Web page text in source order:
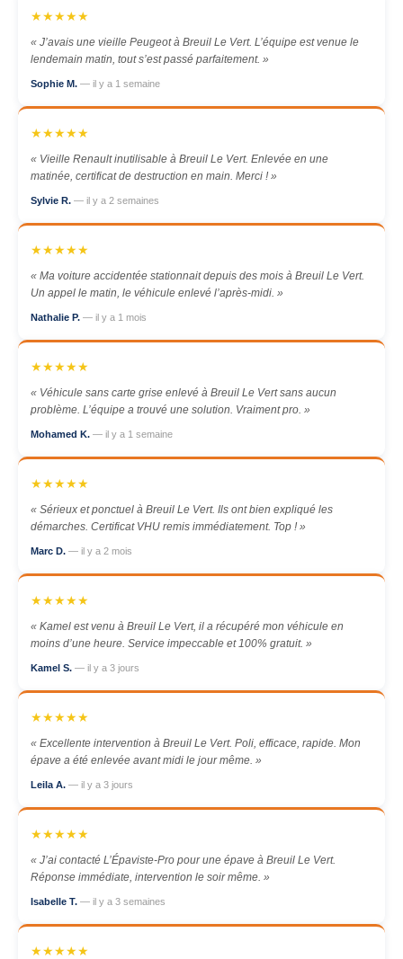
★★★★★
« J’avais une vieille Peugeot à Breuil Le Vert. L’équipe est venue le
lendemain matin, tout s’est passé parfaitement. »
Sophie M. — il y a 1 semaine
★★★★★
« Vieille Renault inutilisable à Breuil Le Vert. Enlevée en une
matinée, certificat de destruction en main. Merci ! »
Sylvie R. — il y a 2 semaines
★★★★★
« Ma voiture accidentée stationnait depuis des mois à Breuil Le Vert.
Un appel le matin, le véhicule enlevé l’après-midi. »
Nathalie P. — il y a 1 mois
★★★★★
« Véhicule sans carte grise enlevé à Breuil Le Vert sans aucun
problème. L’équipe a trouvé une solution. Vraiment pro. »
Mohamed K. — il y a 1 semaine
★★★★★
« Sérieux et ponctuel à Breuil Le Vert. Ils ont bien expliqué les
démarches. Certificat VHU remis immédiatement. Top ! »
Marc D. — il y a 2 mois
★★★★★
« Kamel est venu à Breuil Le Vert, il a récupéré mon véhicule en
moins d’une heure. Service impeccable et 100% gratuit. »
Kamel S. — il y a 3 jours
★★★★★
« Excellente intervention à Breuil Le Vert. Poli, efficace, rapide. Mon
épave a été enlevée avant midi le jour même. »
Leila A. — il y a 3 jours
★★★★★
« J’ai contacté L’Épaviste-Pro pour une épave à Breuil Le Vert.
Réponse immédiate, intervention le soir même. »
Isabelle T. — il y a 3 semaines
★★★★★